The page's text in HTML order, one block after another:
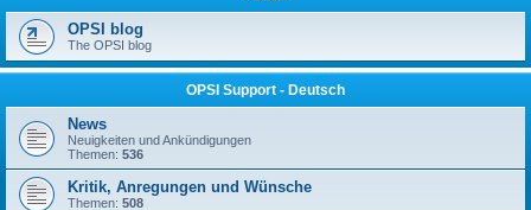
h
OPSI blog
The OPSI blog
OPSI Support - Deutsch
News
Neuigkeiten und Ankündigungen
Themen: 536
Kritik, Anregungen und Wünsche
Themen: 508